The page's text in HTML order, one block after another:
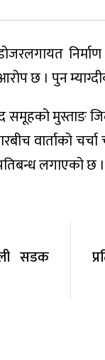
छ । पुन
मुस्ताङ
वार्ताको
लगाएको छ ।
सडक